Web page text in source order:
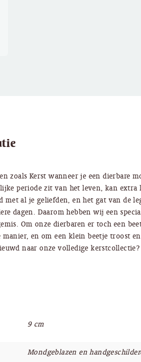
zoals Kerst wanneer je een dierbare
periode zit van het leven, kan extra
met al je geliefden, en het gat van de
dagen. Daarom hebben wij een
Om onze dierbaren er toch een
manier, en om een klein beetje troost
naar onze volledige kerstcollectie?
9 cm
Mondgeblazen en